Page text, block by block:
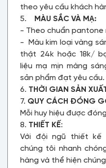
theo yêu cầu khách
5.
MÀU SẮC VÀ MẠ:
- Theo chuẩn pantone
- Màu kim loại vàng
thật 24k hoặc 18k/
liệu mạ mịn màng
sản phẩm đạt yêu cầu.
6. THỜI GIAN SẢN
7. QUY CÁCH ĐÓNG
Mỗi huy hiệu được
8. THIẾT KẾ:
Với đội ngũ thiết kế
chúng tôi nhanh
hàng và thể hiện